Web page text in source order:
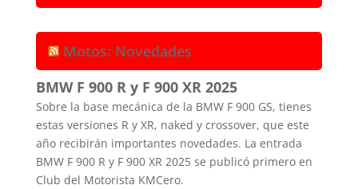
Motos: Novedades
BMW F 900 R y F 900 XR 2025
Sobre la base mecánica de la BMW F 900 GS, tienes
estas versiones R y XR, naked y crossover, que este
año recibirán importantes novedades. La entrada
BMW F 900 R y F 900 XR 2025 se publicó primero en
Club del Motorista KMCero.